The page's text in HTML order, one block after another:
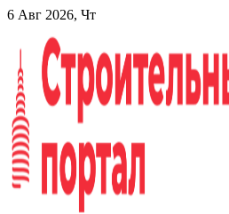
Перейти
содержанию
6 Авг 2026, Чт